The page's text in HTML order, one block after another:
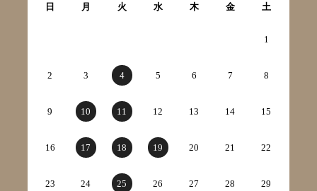
日 月 火 水 木 金 土
1
2 3 4 5 6 7 8
9 10 11 12 13 14 15
16 17 18 19 20 21 22
23 24 25 26 27 28 29